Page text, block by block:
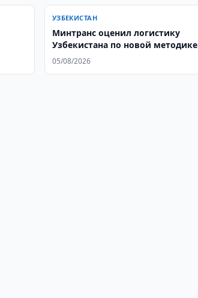
УЗБЕКИСТАН
Минтранс оценил логистику
Узбекистана по новой методике
ВБ
05/08/2026